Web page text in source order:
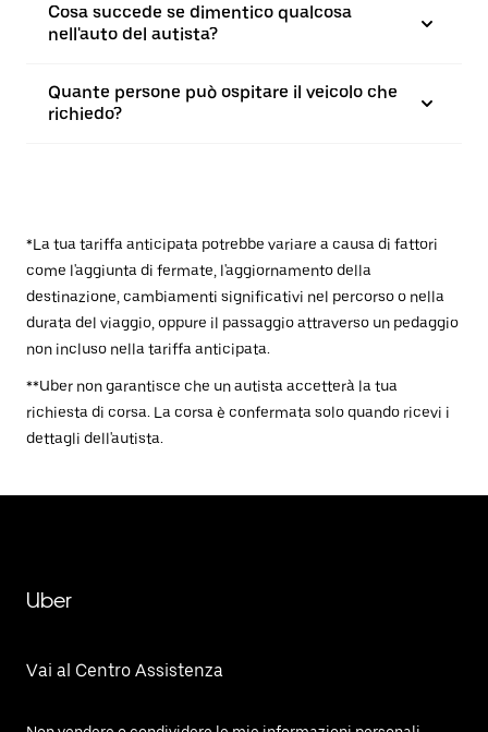
Cosa succede se dimentico qualcosa
nell'auto del autista?
Quante persone può ospitare il veicolo che
richiedo?
*La tua tariffa anticipata potrebbe variare a causa di fattori
come l'aggiunta di fermate, l'aggiornamento della
destinazione, cambiamenti significativi nel percorso o nella
durata del viaggio, oppure il passaggio attraverso un pedaggio
non incluso nella tariffa anticipata.
**Uber non garantisce che un autista accetterà la tua
richiesta di corsa. La corsa è confermata solo quando ricevi i
dettagli dell'autista.
Uber
Vai al Centro Assistenza